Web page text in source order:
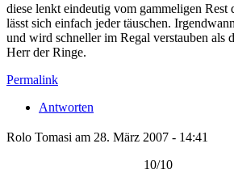
diese lenkt eindeutig vom gammeligen Rest
lässt sich einfach jeder täuschen.
und wird schneller im Regal verstauben als
Herr der Ringe.
Permalink
Antworten
Rolo Tomasi am 28. März 2007 - 14:41
10/10